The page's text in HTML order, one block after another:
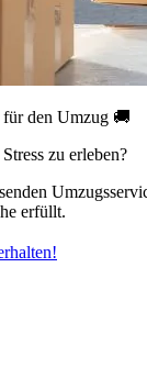
den Umzug 🚚
zu erleben?
erfüllt.